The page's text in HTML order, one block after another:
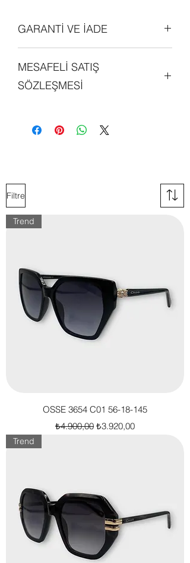
GARANTİ VE İADE
garantilidir. Daha detaylı bilgi edinmek
için sitemizdeki "GARANTİ ve İADE
POLİTİKALARI" bölümünü
MESAFELİ SATIŞ
SÖZLEŞMESİ
kişi, mesafeli satış sözleşmesini
okumuş ve kabul etmiş sayılmaktadır.
Filtre
Trend
OSSE 3654 C01 56-18-145
Normal Fiyat
₺4.900,00 İndirimli Fiyat
₺3.920,00
Trend